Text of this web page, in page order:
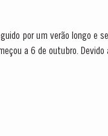
por um verão longo e
a 6 de outubro.